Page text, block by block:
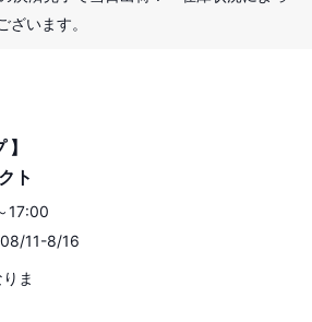
ざいます。
ト
17:00
11-8/16
ま